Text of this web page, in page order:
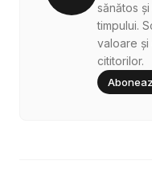
sănătos
timpului.
valoare și
cititorilor.